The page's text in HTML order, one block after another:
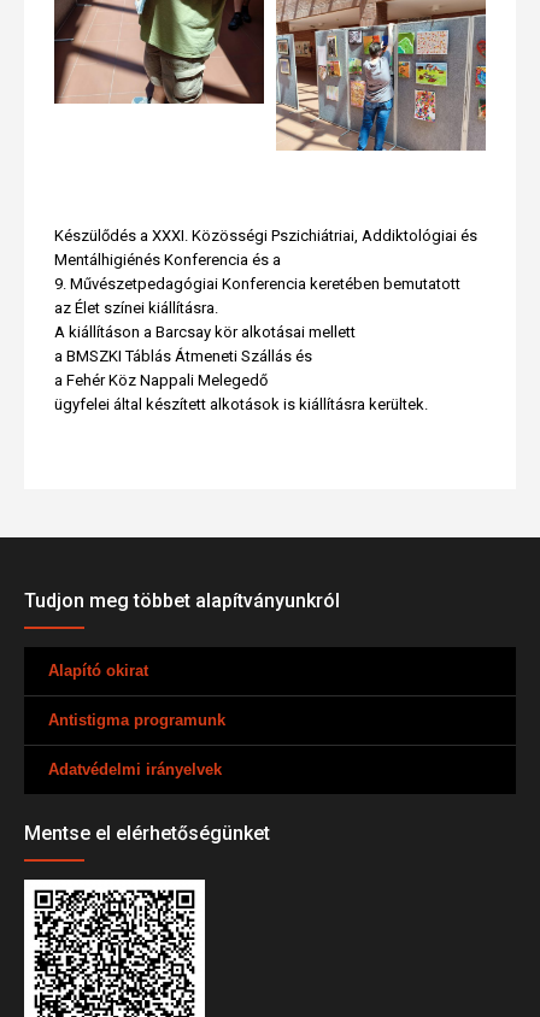
Készülődés a XXXI. Közösségi Pszichiátriai, Addiktológiai és
Mentálhigiénés Konferencia és a
9. Művészetpedagógiai Konferencia keretében bemutatott
az Élet színei kiállításra.
A kiállításon a Barcsay kör alkotásai mellett
a BMSZKI Táblás Átmeneti Szállás és
a Fehér Köz Nappali Melegedő
ügyfelei által készített alkotások is kiállításra kerültek.
Tudjon meg többet alapítványunkról
Alapító okirat
Antistigma programunk
Adatvédelmi irányelvek
Mentse el elérhetőségünket